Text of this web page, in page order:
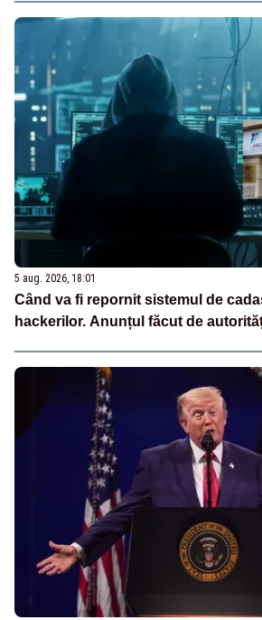
5 aug. 2026, 18:01
Când va fi repornit sistemul de
hackerilor. Anunțul făcut de